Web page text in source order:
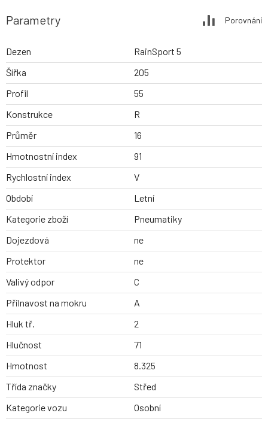
Parametry Porovnání
Dezen
RainSport 5
Šířka
205
Profil
55
Konstrukce
R
Průměr
16
Hmotnostní index
91
Rychlostní index
V
Období
Letní
Kategorie zboží
Pneumatiky
Dojezdová
ne
Protektor
ne
Valivý odpor
C
Přilnavost na mokru
A
Hluk tř.
2
Hlučnost
71
Hmotnost
8.325
Třída značky
Střed
Kategorie vozu
Osobní